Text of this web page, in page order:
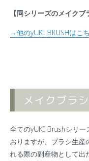
【同シリーズのメイクブ
→他のyUKI BRUSHはこ
全てのyUKI Brushシリー
おりますが、ブラシ生産
れる際の副産物として出